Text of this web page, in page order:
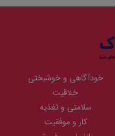
خودآگاهی و خوشبختی
خلاقیت
سلامتی و تغذیه
کار و موفقیت